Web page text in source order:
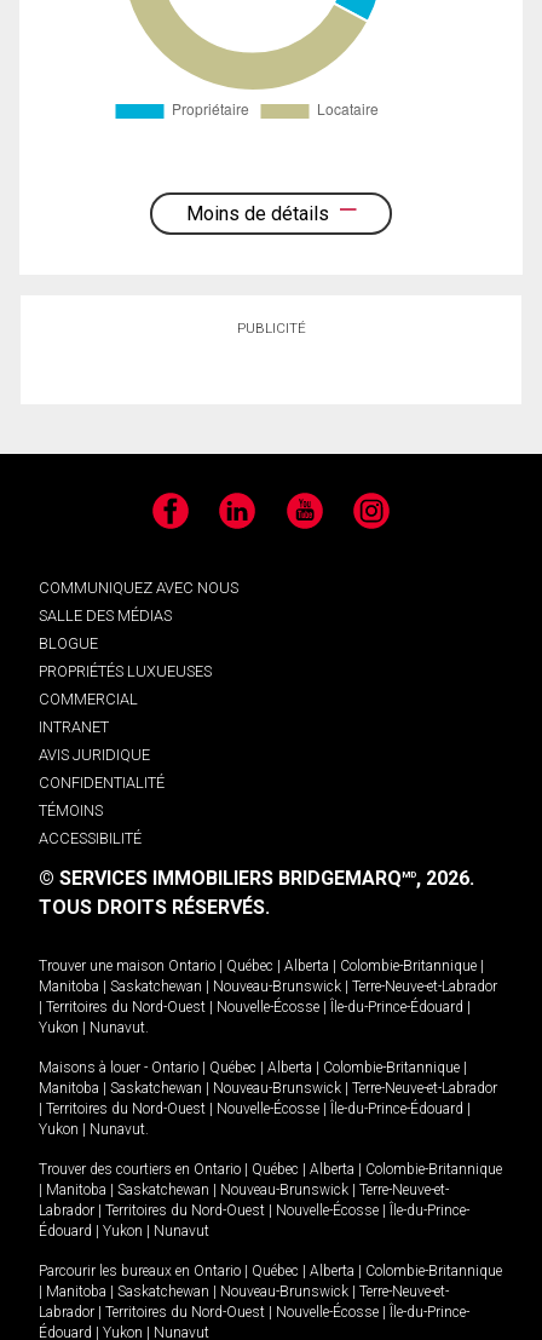
Moins de détails
PUBLICITÉ
Facebook LinkedIn YouTube Instagram
COMMUNIQUEZ AVEC NOUS
SALLE DES MÉDIAS
BLOGUE
PROPRIÉTÉS LUXUEUSES
COMMERCIAL
INTRANET
AVIS JURIDIQUE
CONFIDENTIALITÉ
TÉMOINS
ACCESSIBILITÉ
© SERVICES IMMOBILIERS BRIDGEMARQMD, 2026.
TOUS DROITS RÉSERVÉS.
Trouver une maison Ontario Québec Alberta Colombie-Britannique
Manitoba
Saskatchewan Nouveau-Brunswick
Terre-Neuve-et-Labrador
Territoires du Nord-Ouest Nouvelle-Écosse Île-du-Prince-Édouard
Yukon
Nunavut.
Maisons à louer - Ontario Québec Alberta Colombie-Britannique
Manitoba
Saskatchewan Nouveau-Brunswick
Terre-Neuve-et-Labrador
Territoires du Nord-Ouest Nouvelle-Écosse Île-du-Prince-Édouard
Yukon
Nunavut.
Trouver des courtiers en Ontario Québec Alberta
Colombie-Britannique
Manitoba Saskatchewan Nouveau-Brunswick
Terre-Neuve-et-
Labrador
Territoires du Nord-Ouest Nouvelle-Écosse
Île-du-Prince-
Édouard
Yukon Nunavut
Parcourir les bureaux en Ontario Québec Alberta
Colombie-Britannique
Manitoba Saskatchewan Nouveau-Brunswick
Terre-Neuve-et-
Labrador
Territoires du Nord-Ouest Nouvelle-Écosse
Île-du-Prince-
Édouard
Yukon Nunavut